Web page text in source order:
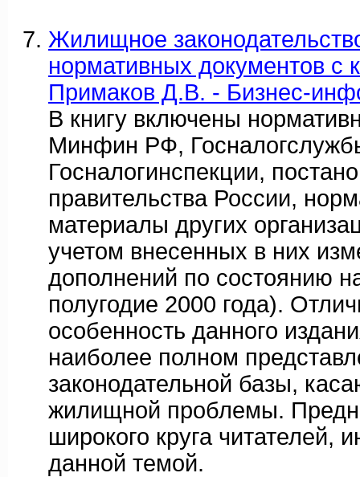
Жилищное
нормативных документов с
Примаков Д.В. - Бизнес-
В книгу включены
Минфин РФ,
Госналогинспекции,
правительства России,
материалы других
учетом внесенных в них
дополнений по состоянию
полугодие 2000 года).
особенность данного
наиболее полном
законодательной базы,
жилищной проблемы.
широкого круга читателей,
данной темой.